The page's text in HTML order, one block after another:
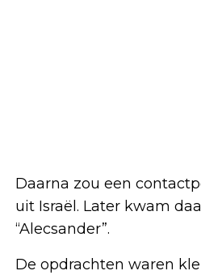
Daarna zou een
uit Israël. Later kwam
“Alecsander”.
De opdrachten waren